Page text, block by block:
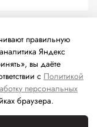
и анализа
сети
правильную
Яндекс
вы даёте
с Политикой
персональных
браузера.